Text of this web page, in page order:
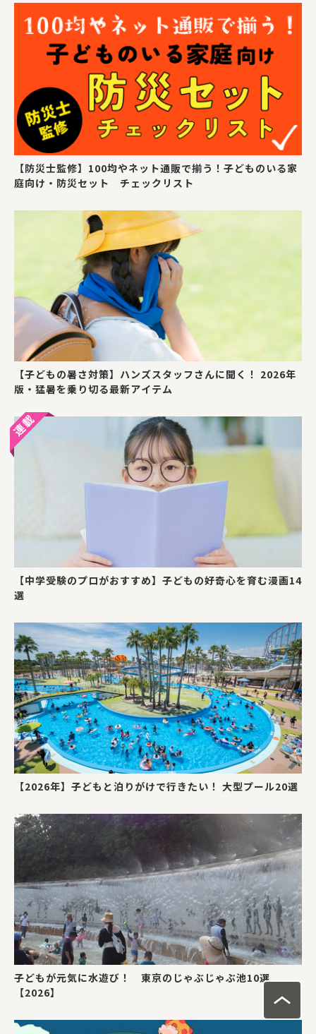
【防災士監修】100均やネット通販で揃う！子どものいる家
庭向け・防災セット チェックリスト
【子どもの暑さ対策】ハンズスタッフさんに聞く！ 2026年
版・猛暑を乗り切る最新アイテム
【中学受験のプロがおすすめ】子どもの好奇心を育む漫画14
選
【2026年】子どもと泊りがけで行きたい！ 大型プール20選
子どもが元気に水遊び！ 東京のじゃぶじゃぶ池10選
【2026】